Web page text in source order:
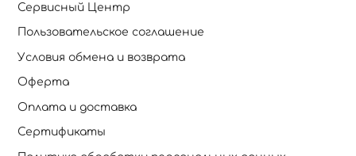
Сервисный Центр
Пользовательское соглашение
Условия обмена и возврата
Оферта
Оплата и доставка
Сертификаты